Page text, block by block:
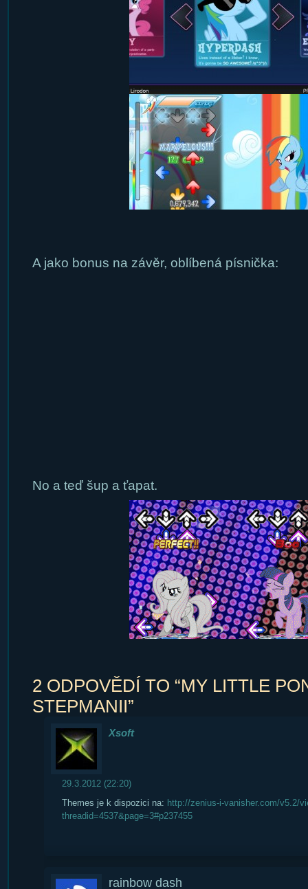
A jako bonus na závěr, oblíbená písnička:
No a teď šup a ťapat.
2 ODPOVĚDÍ TO “MY LITTLE
STEPMANII”
Xsoft
29.3.2012 (22:20)
Themes je k dispozici na: http://zenius-i-vanisher.com/v5.2/
threadid=4537&page=3#p237455
rainbow dash